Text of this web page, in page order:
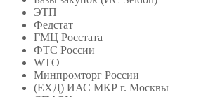
ЭТП
Федстат
ГМЦ Росстата
ФТС России
WTO
Минпромторг России
(ЕХД) ИАС МКР г. Москвы